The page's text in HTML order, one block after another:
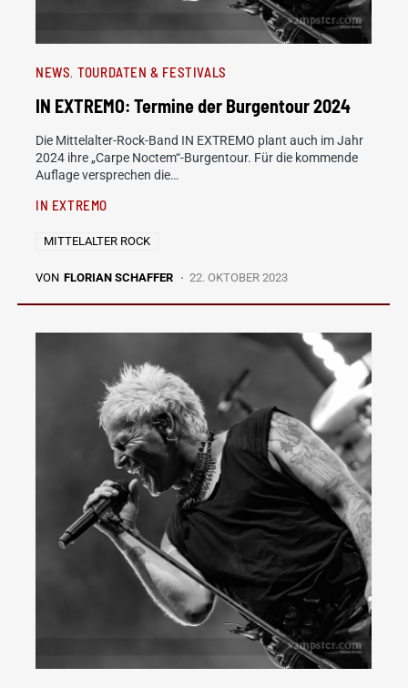
NEWS TOURDATEN & FESTIVALS
IN EXTREMO: Termine der Burgentour 2024
Die Mittelalter-Rock-Band IN EXTREMO plant auch im Jahr
2024 ihre „Carpe Noctem“-Burgentour. Für die kommende
Auflage versprechen die…
IN EXTREMO
MITTELALTER ROCK
VON FLORIAN SCHAFFER 22. OKTOBER 2023